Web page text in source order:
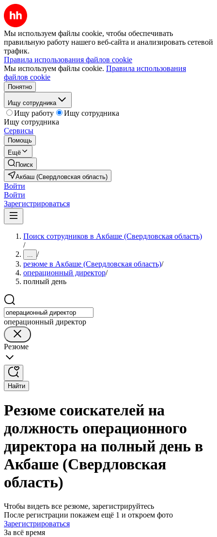
Мы используем файлы cookie, чтобы обеспечивать
правильную работу нашего веб-сайта и анализировать сетевой
трафик.
Правила использования файлов cookie
Мы используем файлы cookie. Правила использования
файлов cookie
Понятно
Ищу сотрудника
Ищу работу
Ищу сотрудника
Ищу сотрудника
Сервисы
Помощь
Ещё
Поиск
Акбаш (Свердловская область)
Войти
Войти
Зарегистрироваться
Поиск сотрудников в Акбаше (Свердловская область)
/
... /
резюме в Акбаше (Свердловская область)/
операционный директор/
полный день
операционный директор
Резюме
Найти
Резюме соискателей на
должность операционного
директора на полный день в
Акбаше (Свердловская
область)
Чтобы видеть все резюме, зарегистрируйтесь
После регистрации покажем ещё 1 и откроем фото
Зарегистрироваться
За всё время